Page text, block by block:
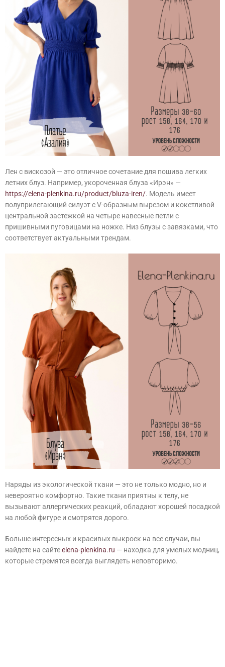
Лен с вискозой — это отличное сочетание для пошива легких
летних блуз. Например, укороченная блуза «Ирэн» —
https://elena-plenkina.ru/product/bluza-iren/. Модель имеет
полуприлегающий силуэт с V-образным вырезом и кокетливой
центральной застежкой на четыре навесные петли с
пришивными пуговицами на ножке. Низ блузы с завязками, что
соответствует актуальными трендам.
Наряды из экологической ткани — это не только модно, но и
невероятно комфортно. Такие ткани приятны к телу, не
вызывают аллергических реакций, обладают хорошей посадкой
на любой фигуре и смотрятся дорого.
Больше интересных и красивых выкроек на все случаи, вы
найдете на сайтеelena-plenkina.ru — находка для умелых модниц,
которые стремятся всегда выглядеть неповторимо.